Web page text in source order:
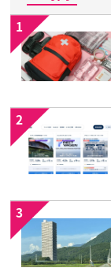
1
2
3